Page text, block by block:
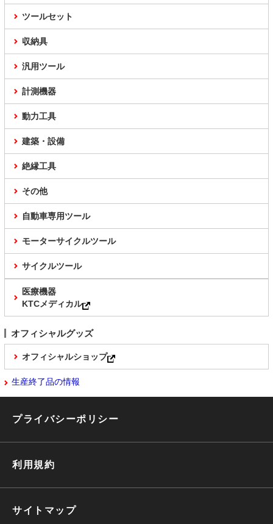
ツールセット
収納具
汎用ツール
計測機器
動力工具
建築・設備
絶縁工具
その他
自動車専用ツール
モーターサイクルツール
サイクルツール
医療機器
KTCメディカル
オフィシャルグッズ
オフィシャルショップ
生産終了品の情報
プライバシーポリシー
利用規約
サイトマップ